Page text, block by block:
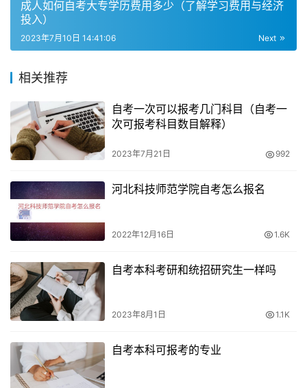
习计划和应试策略是至关重要的。
要合理安排学习时间，掌握学习进度，制定学习计划，并确
保按计划执行。同时，他们还需要管理自己的学习资源，如
教材、参考书籍和学习工具，确保学习的高效性和有效性。
战，提高学习效果。
五、积极面对挑战的应对策略
应对：
制定合理的学习计划：根据个人的时间和能力，制定具体可
行的学习计划，合理安排学习时间，确保充足的学习和复习
时间。
寻找有效的学习资源：利用各种学习资源，如教材、参考书
成人如何自考大专学历费用多少（了解学习费用与经济
投入）
Next
2023年7月10日 14:41:06
相关推荐
自考一次可以报考几门科目（自考一
次可报考科目数目解释）
2023年7月21日 992
河北科技师范学院自考怎么报名
2022年12月16日 1.6K
自考本科考研和统招研究生一样吗
2023年8月1日 1.1K
自考本科可报考的专业